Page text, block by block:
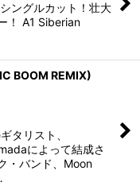
ングルカット！壮大
！ A1 Siberian
BOOM REMIX)
タリスト、
によって結成さ
・バンド、Moon